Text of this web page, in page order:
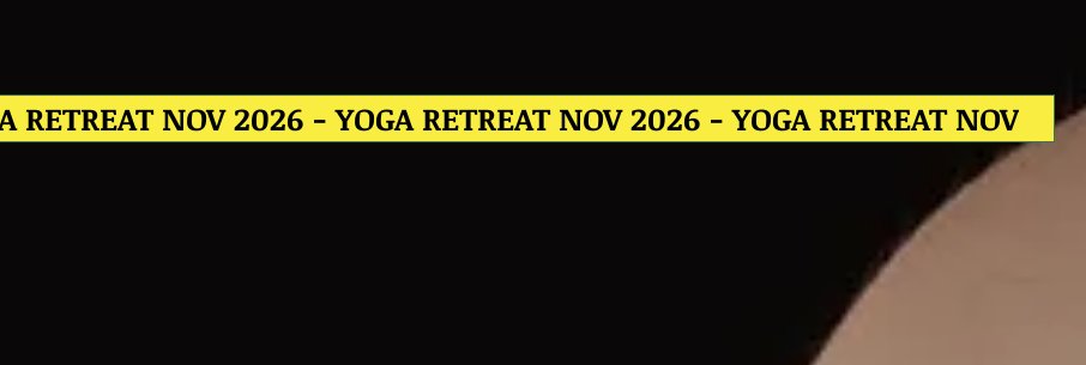
RETREAT NOV 2026 - YOGA RETREAT NOV 2026 - YOGA RETREAT NOV